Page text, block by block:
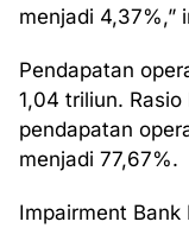
menjadi 4,37%,”
Pendapatan
1,04 triliun.
pendapatan
menjadi 77,67%.
Impairment Bank